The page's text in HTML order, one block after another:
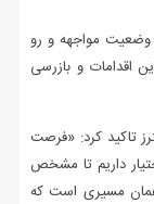
وضعیت مواجهه و رو
اقدامات و بازرسی
تاکید کرد: «فرصت
داریم تا مشخص
مسیری است که